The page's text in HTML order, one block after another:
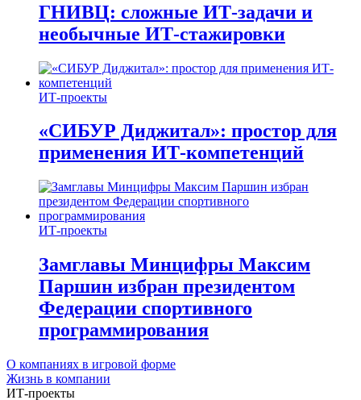
ГНИВЦ: сложные ИТ‑задачи и
необычные ИТ‑стажировки
ИТ-проекты
«СИБУР Диджитал»: простор для
применения ИТ-компетенций
ИТ-проекты
Замглавы Минцифры Максим
Паршин избран президентом
Федерации спортивного
программирования
О компаниях в игровой форме
Жизнь в компании
ИТ-проекты